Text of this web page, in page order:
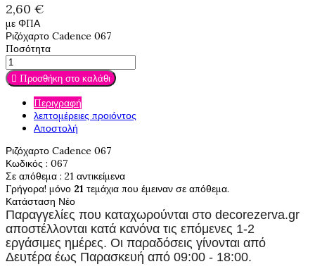
2,60 €
με ΦΠΑ
Ριζόχαρτο Cadence 067
Ποσότητα
 Προσθήκη στο καλάθι
Περιγραφή
λεπτομέρειες προιόντος
Αποστολή
Ριζόχαρτο Cadence 067
Κωδικός : 067
Σε απόθεμα : 21 αντικείμενα
Γρήγορα! μόνο 21 τεμάχια που έμειναν σε απόθεμα.
Κατάσταση Νέο
Παραγγελίες που καταχωρούνται στο decorezerva.gr
αποστέλλονται κατά κανόνα τις επόμενες 1-2
εργάσιμες ημέρες. Οι παραδόσεις γίνονται από
Δευτέρα έως Παρασκευή από 09:00 - 18:00.